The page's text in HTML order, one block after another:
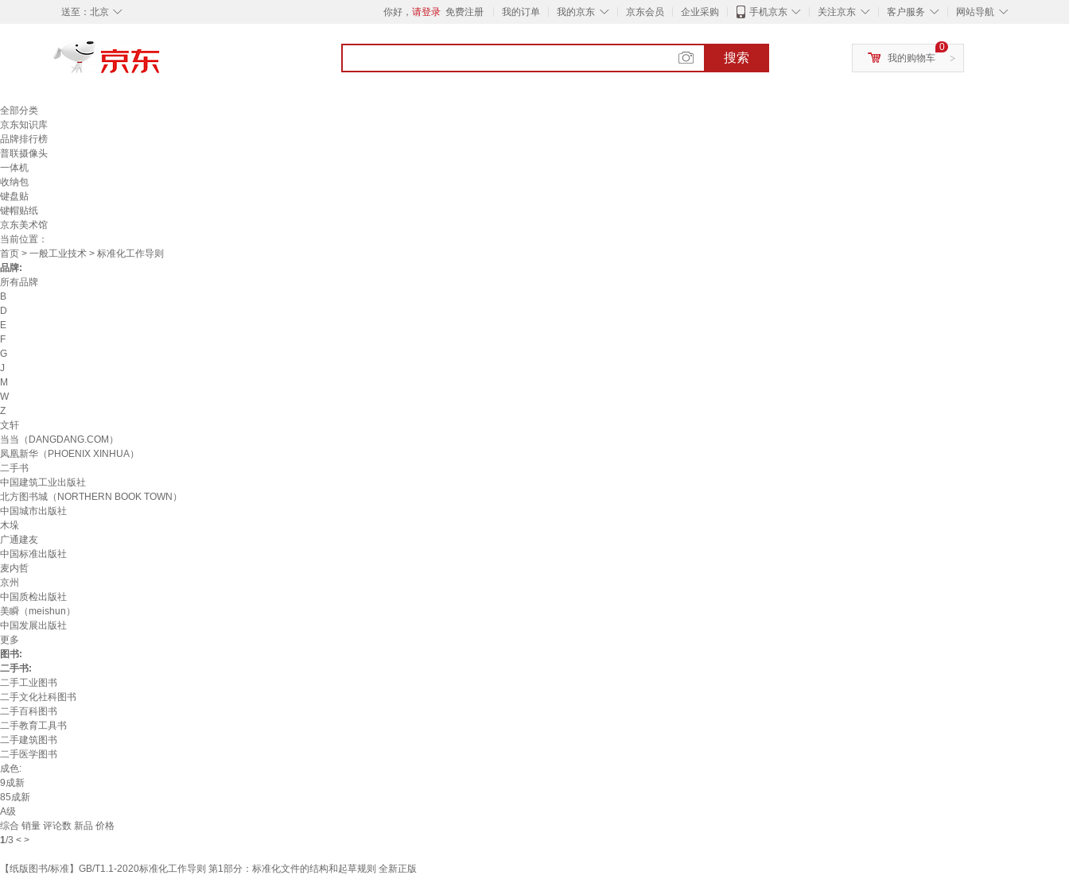
◇
送至： 北京 你好， 请登录 免费注册 我的订单 ◇
我的京东 京东会员 企业采购 ◇
手机京东 ◇
关注京东 ◇
客户服务 ◇
网站导航
搜索 >
0
我的购物车
全部分类
京东知识库
品牌排行榜
普联摄像头
一体机
收纳包
键盘贴
键帽贴纸
京东美术馆
当前位置：
首页 > 一般工业技术 > 标准化工作导则
品牌:
所有品牌
B
D
E
F
G
J
M
W
Z
文轩
当当（DANGDANG.COM）
凤凰新华（PHOENIX XINHUA）
二手书
中国建筑工业出版社
北方图书城（NORTHERN BOOK TOWN）
中国城市出版社
木垛
广通建友
中国标准出版社
麦内哲
京州
中国质检出版社
美瞬（meishun）
中国发展出版社
更多
图书:
二手书:
二手工业图书
二手文化社科图书
二手百科图书
二手教育工具书
二手建筑图书
二手医学图书
成色:
9成新
85成新
A级
综合 销量 评论数 新品 价格
1/3 < >
【纸版图书/标准】GB/T1.1-2020标准化工作导则 第1部分：标准化文件的结构和起草规则 全新正版